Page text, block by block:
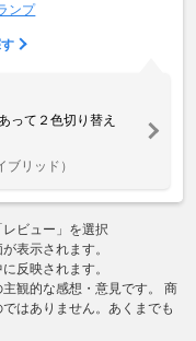
ンプ
って２色切り替え
リッド）
ビュー」を選択
表示されます。
反映されます。
観的な感想・意見です。 商
はありません。あくまでも